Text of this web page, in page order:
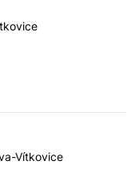
Vítkovice